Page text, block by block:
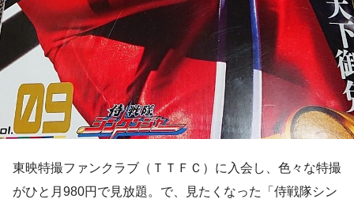
東映特撮ファンクラブ（ＴＴＦＣ）に入会し、色々な特撮
がひと月980円で見放題。で、見たくなった「侍戦隊シン